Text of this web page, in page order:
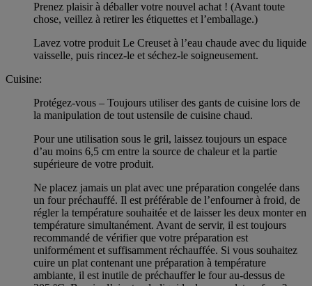
Prenez plaisir à déballer votre nouvel achat ! (Avant toute
chose, veillez à retirer les étiquettes et l’emballage.)
Lavez votre produit Le Creuset à l’eau chaude avec du liquide
vaisselle, puis rincez-le et séchez-le soigneusement.
Cuisine:
Protégez-vous – Toujours utiliser des gants de cuisine lors de
la manipulation de tout ustensile de cuisine chaud.
Pour une utilisation sous le gril, laissez toujours un espace
d’au moins 6,5 cm entre la source de chaleur et la partie
supérieure de votre produit.
Ne placez jamais un plat avec une préparation congelée dans
un four préchauffé. Il est préférable de l’enfourner à froid, de
régler la température souhaitée et de laisser les deux monter en
température simultanément. Avant de servir, il est toujours
recommandé de vérifier que votre préparation est
uniformément et suffisamment réchauffée. Si vous souhaitez
cuire un plat contenant une préparation à température
ambiante, il est inutile de préchauffer le four au-dessus de